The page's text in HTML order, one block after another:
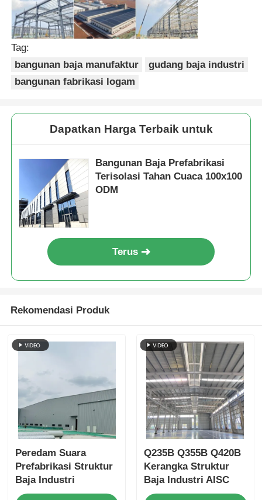
Bangunan struktur baja
Bengkel Struktur Baja
gudang struktur baja
Gudang Struktur Baja
Struktur Baja Berat
Jembatan Struktur Baja
Kantor Struktur Baja
Struktur Baja Bertingkat
Struktur baja industri
Gedung Baja Publik
Struktur baja komersial
Struktur baja cetakan
Tag:
bangunan baja manufaktur
gudang baja industri
bangunan fabrikasi logam
Dapatkan Harga Terbaik untuk
Bangunan Baja Prefabrikasi
Terisolasi Tahan Cuaca 100x100
ODM
Terus
Rekomendasi Produk
Peredam Suara
Prefabrikasi Struktur
Baja Industri
Bangunan Gudang
Q235B Q355B Q420B
Kerangka Struktur
Baja Industri AISC
Standar Custom